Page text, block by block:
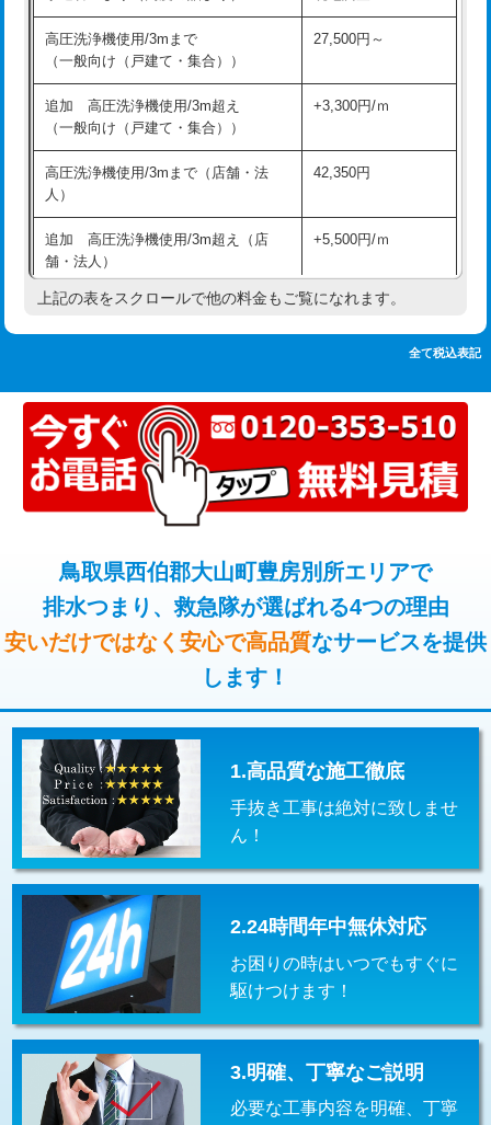
追加人工 16,500円
廃棄・処分 現場見積
※給水管工事は20mmまでの価格です。
持込商品取付（混合水栓）
持込商品取付（浄水器・分岐水栓） 16,500円
業）
排水管工事（追加 排水管工事/3ｍ超
え）
マス交換（土の掘削・埋め戻し作業） 11,000円~
マス交換（深さ50㎝以上） 66,000円
コンクリート斫り（厚さ10㎝まで） 27,500円
コンクリート斫り（厚さ10㎝超え） 38,500円
モルタル補修（厚さ10㎝まで） 27,500円
モルタル補修（厚さ10㎝超え） 38,500円
追加人工 16,500円
高圧洗浄機使用/3mまで
（一般向け（戸建て・集合））
27,500円～
追加 高圧洗浄機使用/3m超え
（一般向け（戸建て・集合））
+3,300円/ｍ
高圧洗浄機使用/3mまで（店舗・法
人）
42,350円
追加 高圧洗浄機使用/3m超え（店
舗・法人）
+5,500円/ｍ
高度高圧洗浄換 現地調査
トーラー機使用/3mまで 33,000円
追加トーラー機使用/3m超え +3,300円
カメラ調査 33,000円
止水・漏水調査・防水処理・清掃・修
理・調整・分解・加工など（軽作業）
11,000円
止水・漏水調査・防水処理・清掃・修
理・調整・分解・加工など（中作業）
22,000円
止水・漏水調査・防水処理・清掃・修
理・調整・分解・加工など（重作業）
33,000円
その他部品の脱着 8,800円～
交換・取付（タンク） 22,000円+材料費
交換・取付(単水栓（壁付・デッキ
式）)
13,200円+材料費
交換・取付(混合水栓（壁付・デッキ
式・ワンホール）)
16,500円+材料費
交換・取付(排水栓・排水トラップ
（P/S/ポップアップ））
22,000円+材料費
交換・取付（その他部品） 11,000円+材料費
持込商品取付（単水栓） 13,200円
上記の表をスクロールで他の料金もご覧になれます。
全て税込表記
鳥取県西伯郡大山町豊房別所エリアで
排水つまり、救急隊が選ばれる4つの理由
安いだけではなく安心で高品質なサービスを提供
します！
1.高品質な施工徹底
手抜き工事は絶対に致しませ
ん！
2.24時間年中無休対応
お困りの時はいつでもすぐに
駆けつけます！
3.明確、丁寧なご説明
必要な工事内容を明確、丁寧